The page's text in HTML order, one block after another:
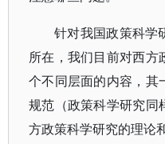
针对我国政策科学
所在，我们目前对西方
个不同层面的内容，其
规范（政策科学研究同
方政策科学研究的理论